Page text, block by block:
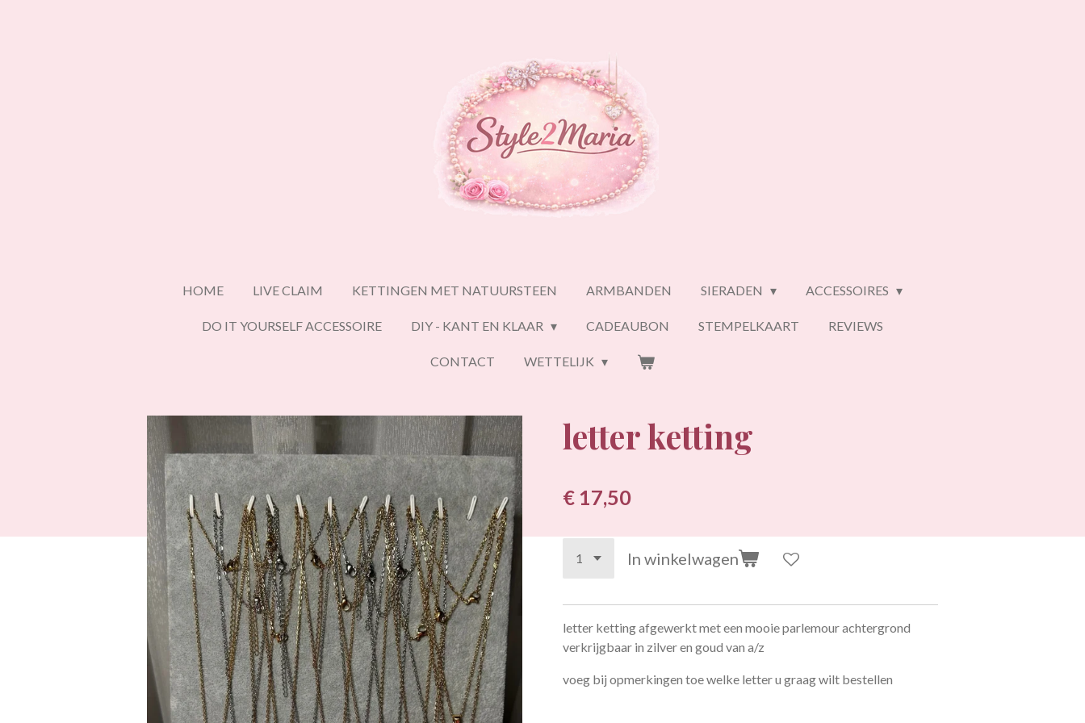
HOME LIVE CLAIM KETTINGEN MET NATUURSTEEN ARMBANDEN SIERADEN ACCESSOIRES
DO IT YOURSELF ACCESSOIRE DIY - KANT EN KLAAR CADEAUBON STEMPELKAART REVIEWS
CONTACT WETTELIJK
letter ketting
€ 17,50
In winkelwagen
letter ketting afgewerkt met een mooie parlemour achtergrond
verkrijgbaar in zilver en goud van a/z
voeg bij opmerkingen toe welke letter u graag wilt bestellen